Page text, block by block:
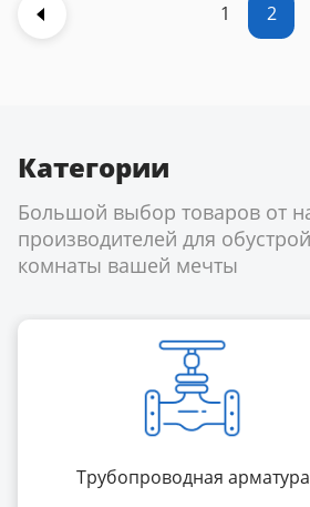
1 2
Категории
Большой выбор товаров от
производителей для
комнаты вашей мечты
Трубопроводная арматура